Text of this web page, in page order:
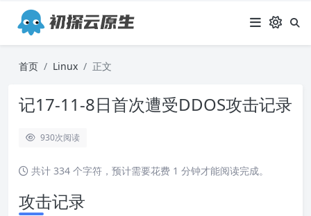
首页 Linux 正文
记17-11-8日首次遭受DDOS攻击记录
930次阅读
共计 334 个字符，预计需要花费 1 分钟才能阅读完成。
攻击记录